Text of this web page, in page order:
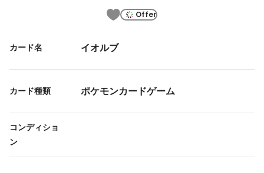
Offer
カード名 イオルブ
カード種類 ポケモンカードゲーム
コンディショ
ン